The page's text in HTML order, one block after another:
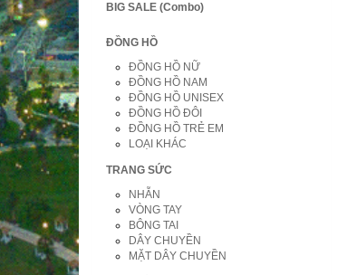
BIG SALE (Combo)
ĐỒNG HỒ
ĐỒNG HỒ NỮ
ĐỒNG HỒ NAM
ĐỒNG HỒ UNISEX
ĐỒNG HỒ ĐÔI
ĐỒNG HỒ TRẺ EM
LOẠI KHÁC
TRANG SỨC
NHẪN
VÒNG TAY
BÔNG TAI
DÂY CHUYỀN
MẶT DÂY CHUYỀN